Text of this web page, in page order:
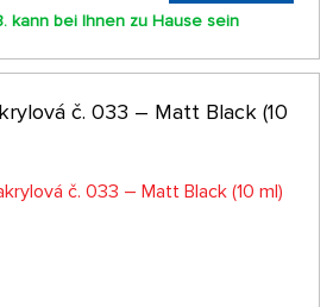
kann bei Ihnen zu Hause sein
č. 033 – Matt Black (10